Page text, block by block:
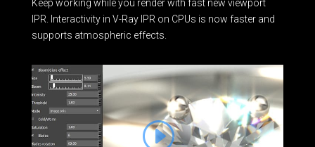
Keep working while you render with fast new viewport
IPR. Interactivity in V-Ray IPR on CPUs is now faster and
supports atmospheric effects.